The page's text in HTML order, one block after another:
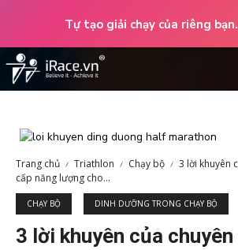
Tự tạo giải chạy của riêng bạn.
Trang chủ Triathlon Chạy bộ
3 lời khuyên
cấp năng lượng cho...
CHẠY BỘ DINH DƯỠNG TRONG CHẠY BỘ
3 lời khuyên của